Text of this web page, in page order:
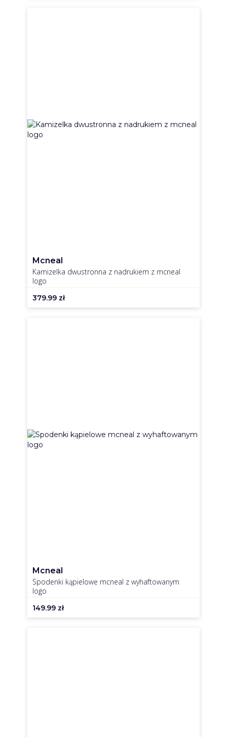
Mcneal
Kamizelka dwustronna z nadrukiem z mcneal
logo
379.99 zł
Mcneal
Spodenki kąpielowe mcneal z wyhaftowanym
logo
149.99 zł